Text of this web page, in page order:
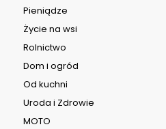
Pieniądze
Życie na wsi
Rolnictwo
Dom i ogród
Od kuchni
Uroda i Zdrowie
MOTO